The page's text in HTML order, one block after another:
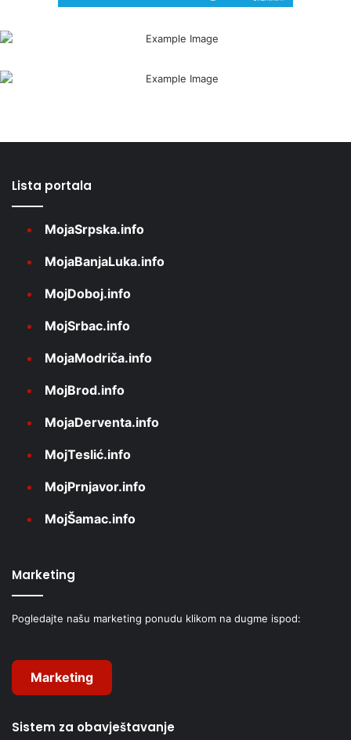
Lista portala
MojaSrpska.info
MojaBanjaLuka.info
MojDoboj.info
MojSrbac.info
MojaModriča.info
MojBrod.info
MojaDerventa.info
MojTeslić.info
MojPrnjavor.info
MojŠamac.info
Marketing
Pogledajte našu marketing ponudu klikom na dugme ispod:
Marketing
Sistem za obavještavanje